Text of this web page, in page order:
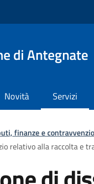
di Antegnate
Novità Servizi
finanze e
relativo alla raccolta e